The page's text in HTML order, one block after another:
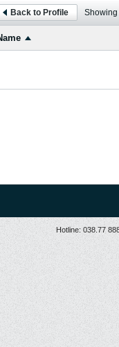
Back to Profile Showing
Hotline: 038.77